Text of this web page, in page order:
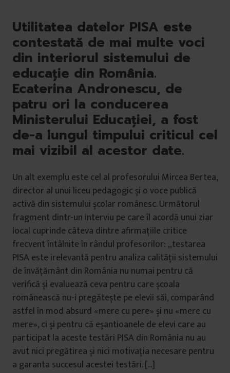
Utilitatea datelor PISA este
contestată de mai multe voci
din interiorul sistemului de
educație din România.
Ecaterina Andronescu, de
patru ori la conducerea
Ministerului Educației, a fost
de-a lungul timpului criticul cel
mai vizibil al acestor date.
Un alt exemplu este cel al profesorului Mircea Bertea,
director al unui liceu pedagogic și o voce publică
activă din sistemului școlar românesc. Următorul
fragment dintr-un interviu pe care îl acordă unui ziar
local cuprinde câteva dintre afirmațiile critice
frecvent întâlnite în rândul profesorilor: „testarea
PISA este irelevantă pentru analiza calității sistemului
de învățământ din România nu numai pentru că
verifică și evaluează ceva pentru care școala
românească nu-i pregătește pe elevii săi, comparând
astfel în mod absurd «mere cu pere» și nu «mere cu
mere», ci și pentru că eșantioanele de elevi care au
participat la aceste testări PISA din România nu au
avut nici pregătirea și nici motivația necesare pentru
a garanta succesul acestei testări. […]